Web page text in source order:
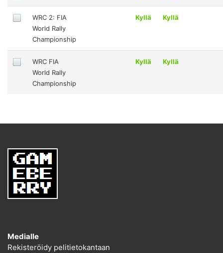
WRC 2: FIA
World Rally
Championship
Kyllä Kyllä
WRC FIA
World Rally
Championship
Kyllä Kyllä
Medialle
Rekisteröidy pelitietokantaan